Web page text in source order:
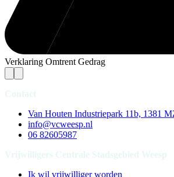
Verklaring Omtrent Gedrag
Van Houten Industriepark 11b, 1381
info@vcweesp.nl
06 82605987
Ik wil vrijwilliger worden